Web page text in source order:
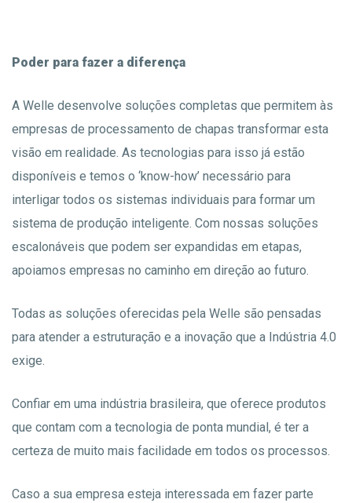
Poder para fazer a diferença
A Welle desenvolve soluções completas que permitem às
empresas de processamento de chapas transformar esta
visão em realidade. As tecnologias para isso já estão
disponíveis e temos o ‘know-how’ necessário para
interligar todos os sistemas individuais para formar um
sistema de produção inteligente. Com nossas soluções
escalonáveis que podem ser expandidas em etapas,
apoiamos empresas no caminho em direção ao futuro.
Todas as soluções oferecidas pela Welle são pensadas
para atender a estruturação e a inovação que a Indústria 4.0
exige.
Confiar em uma indústria brasileira, que oferece produtos
que contam com a tecnologia de ponta mundial, é ter a
certeza de muito mais facilidade em todos os processos.
Caso a sua empresa esteja interessada em fazer parte